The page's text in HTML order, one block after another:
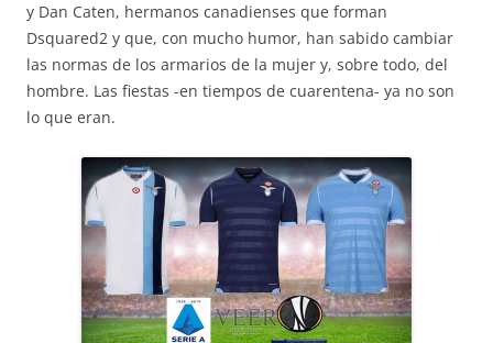
y Dan Caten, hermanos canadienses que forman
Dsquared2 y que, con mucho humor, han sabido cambiar
las normas de los armarios de la mujer y, sobre todo, del
hombre. Las fiestas -en tiempos de cuarentena- ya no son
lo que eran.